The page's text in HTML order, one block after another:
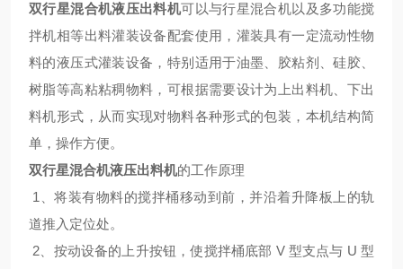
双行星混合机液压出料机可以与行星混合机以及多功能搅
拌机相等出料灌装设备配套使用，灌装具有一定流动性物
料的液压式灌装设备，特别适用于油墨、胶粘剂、硅胶、
树脂等高粘粘稠物料，可根据需要设计为上出料机、下出
料机形式，从而实现对物料各种形式的包装，本机结构简
单，操作方便。
双行星混合机液压出料机的工作原理
1、将装有物料的搅拌桶移动到前，并沿着升降板上的轨
道推入定位处。
2、按动设备的上升按钮，使搅拌桶底部 V 型支点与 U 型